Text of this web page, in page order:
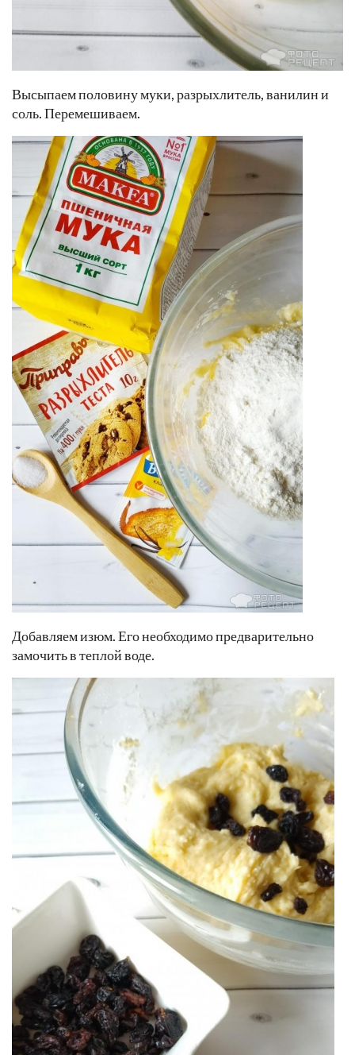
Высыпаем половину муки, разрыхлитель, ванилин и
соль. Перемешиваем.
Добавляем изюм. Его необходимо предварительно
замочить в теплой воде.